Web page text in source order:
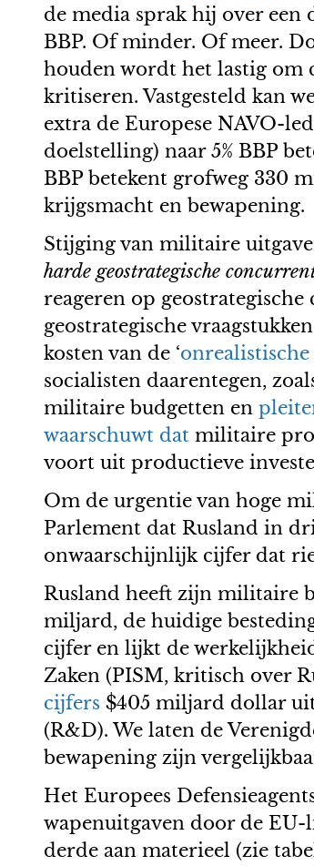
de media sprak hij over een
BBP. Of minder. Of meer.
houden wordt het lastig om
kritiseren. Vastgesteld kan
extra de Europese NAVO-
doelstelling) naar 5% BBP
BBP betekent grofweg 330
krijgsmacht en bewapening.
Stijging van militaire
harde geostrategische
reageren op
geostrategische
kosten van de ‘
socialisten daarentegen,
militaire budgetten en
waarschuwt dat militaire
voort uit productieve
Om de urgentie van hoge
Parlement dat Rusland in
onwaarschijnlijk cijfer dat
Rusland heeft zijn militaire
miljard, de huidige
cijfer en lijkt de
Zaken (PISM, kritisch over
cijfers $405 miljard dollar
(R&D). We laten de
bewapening zijn
Het Europees
wapenuitgaven door de EU-
derde aan materieel (zie